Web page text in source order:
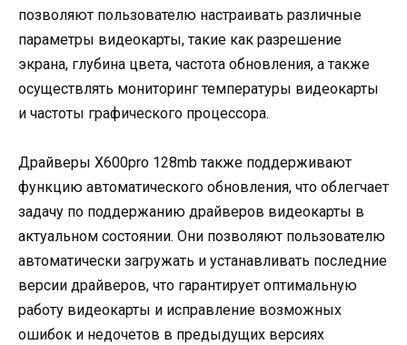
позволяют пользователю настраивать различные
параметры видеокарты, такие как разрешение
экрана, глубина цвета, частота обновления, а также
осуществлять мониторинг температуры видеокарты
и частоты графического процессора.
Драйверы X600pro 128mb также поддерживают
функцию автоматического обновления, что облегчает
задачу по поддержанию драйверов видеокарты в
актуальном состоянии. Они позволяют пользователю
автоматически загружать и устанавливать последние
версии драйверов, что гарантирует оптимальную
работу видеокарты и исправление возможных
ошибок и недочетов в предыдущих версиях